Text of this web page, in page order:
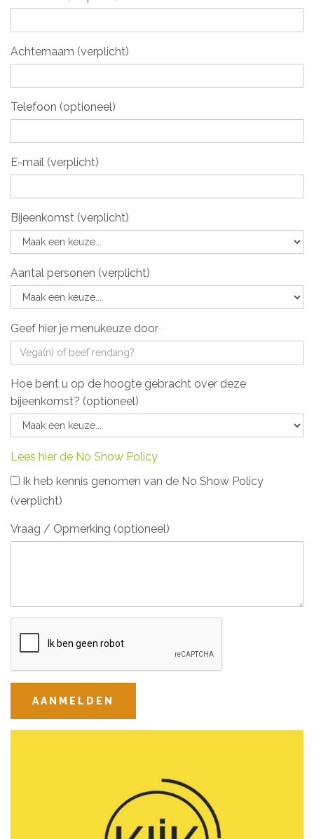
Achternaam (verplicht)
Telefoon (optioneel)
E-mail (verplicht)
Bijeenkomst (verplicht)
Aantal personen (verplicht)
Geef hier je menukeuze door
Hoe bent u op de hoogte gebracht over deze
bijeenkomst? (optioneel)
Lees hier de No Show Policy
Ik heb kennis genomen van de No Show Policy
(verplicht)
Vraag / Opmerking (optioneel)
AANMELDEN